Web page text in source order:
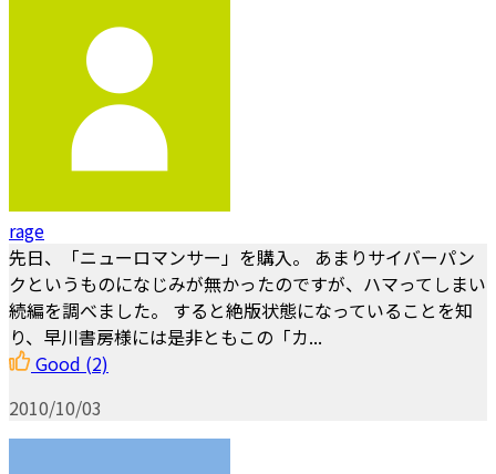
rage
先日、「ニューロマンサー」を購入。 あまりサイバーパン
クというものになじみが無かったのですが、ハマってしまい
続編を調べました。 すると絶版状態になっていることを知
り、早川書房様には是非ともこの「カ...
Good (2)
2010/10/03